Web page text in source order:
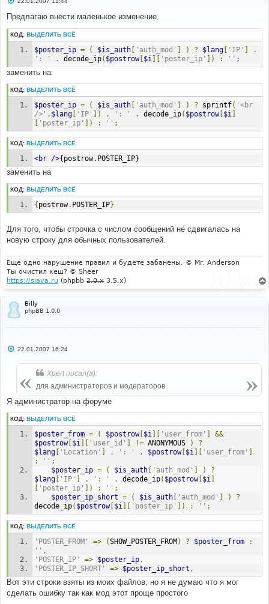
о
щ
е
Предлагаю внести маленькое изменение.
КОД: ВЫДЕЛИТЬ ВСЁ
$poster_ip = ( $is_auth [ 'auth_mod' ] ) ? $lang [ 'IP' ]
.
': '
. decode_ip( $postrow[$i ][ 'poster_ip' ]) : '' ;
заменить на:
КОД: ВЫДЕЛИТЬ ВСЁ
$poster_ip = ( $is_auth [ 'auth_mod' ] ) ? sprintf( '<br
/>' . $lang [ 'IP' ]) . ': ' . decode_ip( $postrow[$i ]
[ 'poster_ip' ]) : '' ;
КОД: ВЫДЕЛИТЬ ВСЁ
<br />{postrow.POSTER_IP}
заменить на
КОД: ВЫДЕЛИТЬ ВСЁ
{postrow. POSTER_IP}
Для того, чтобы строчка с числом сообщений не сдвигалась на
новую строку для обычных пользователей.
Еще одно нарушение правил и будете забанены. © Mr. Anderson
Ты очистил кеш? © Sheer
https://siava.ru (phpbb 2.0.x 3.5.x)
Billy
phpBB 1.0.0
С
е
22.01.2007 16:24
Xpert писал(а):
для администраторов и модераторов
Я администратор на форуме
КОД: ВЫДЕЛИТЬ ВСЁ
$poster_from = ( $postrow[ $i 'user_from'
&&
$postrow[ $i 'user_id' != ANONYMOUS )
?
$lang
'Location' . ': ' . $postrow[ $i 'user_from'
:
'' ;
$poster_ip = ( $is_auth 'auth_mod' )
?
$lang
'IP' . ': ' . decode_ip( $postrow[ $i
'poster_ip' ]) : '' ;
$poster_ip_short = ( $is_auth 'auth_mod' )
?
decode_ip( $postrow[ $i 'poster_ip' ]) : '' ;
КОД: ВЫДЕЛИТЬ ВСЁ
'POSTER_FROM' => (SHOW_POSTER_FROM ) ? $poster_from
:
'' ,
'POSTER_IP'
=> $poster_ip,
'POSTER_IP_SHORT'
=> $poster_ip_short ,
Вот эти строки взяты из моих файлов, но я не думаю что я мог
сделать ошибку так как мод этот проще простого